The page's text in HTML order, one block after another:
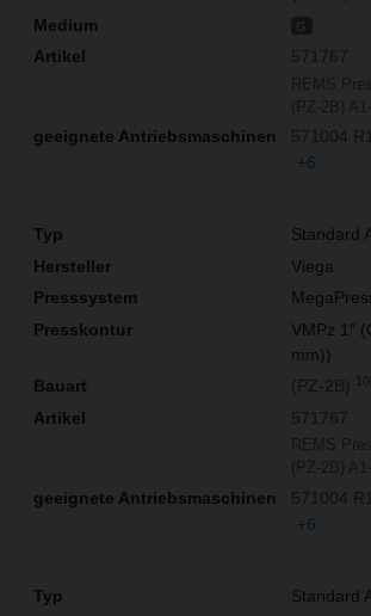
571767
571004
+6
Standard
Viega
VMPz 1″
mm))
(PZ-2B)
571767
571004
+6
Standard